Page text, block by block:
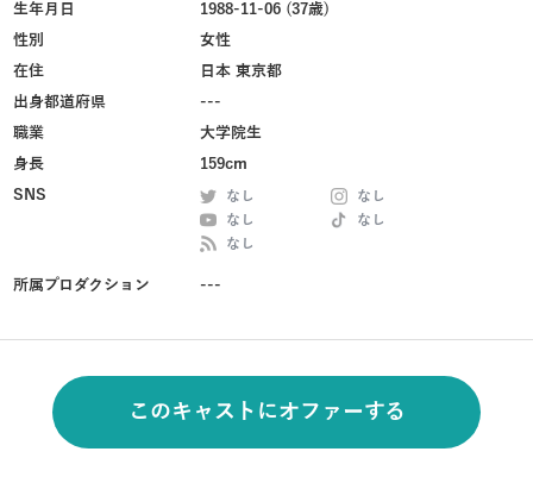
生年月日
1988-11-06 (37歳)
性別
女性
在住
日本 東京都
出身都道府県
---
職業
大学院生
身長
159cm
SNS
なし
なし
なし
なし
なし
所属プロダクション ---
このキャストにオファーする